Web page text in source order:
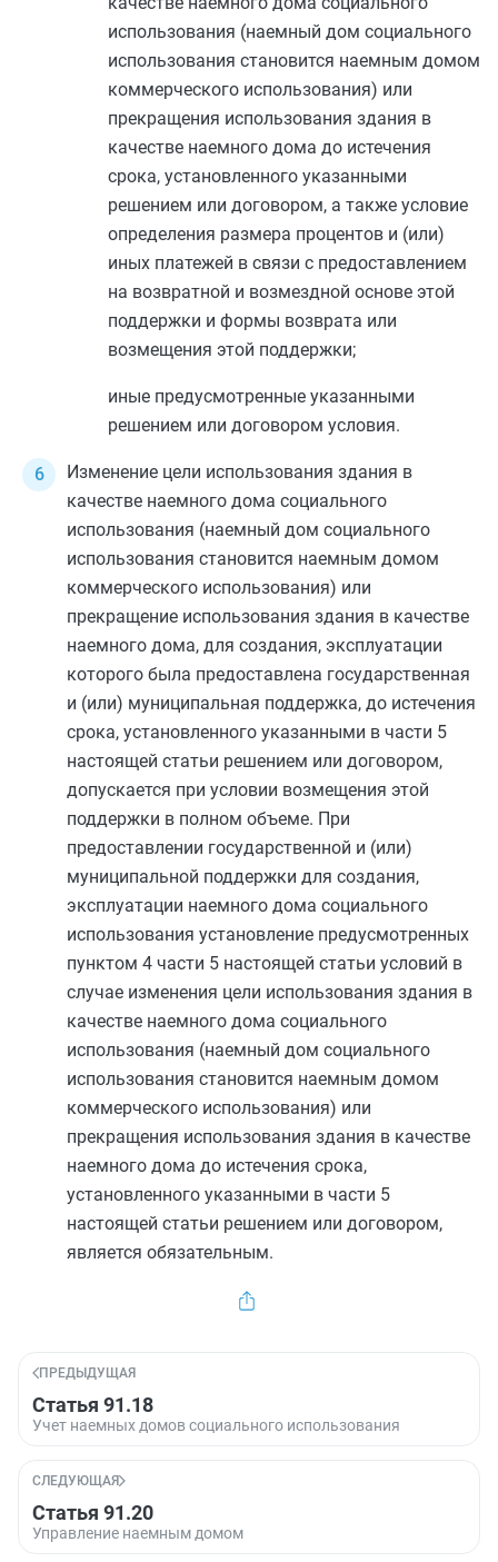
использования (наемный дом социального
использования становится наемным домом
коммерческого использования) или
прекращения использования здания в
качестве наемного дома до истечения
срока, установленного указанными
решением или договором, а также условие
определения размера процентов и (или)
иных платежей в связи с предоставлением
на возвратной и возмездной основе этой
поддержки и формы возврата или
возмещения этой поддержки;
иные предусмотренные указанными
решением или договором условия.
Изменение цели использования здания в
качестве наемного дома социального
использования (наемный дом социального
использования становится наемным домом
коммерческого использования) или
прекращение использования здания в качестве
наемного дома, для создания, эксплуатации
которого была предоставлена государственная
и (или) муниципальная поддержка, до истечения
срока, установленного указанными в части 5
настоящей статьи решением или договором,
допускается при условии возмещения этой
поддержки в полном объеме. При
предоставлении государственной и (или)
муниципальной поддержки для создания,
эксплуатации наемного дома социального
использования установление предусмотренных
пунктом 4 части 5 настоящей статьи условий в
случае изменения цели использования здания в
качестве наемного дома социального
использования (наемный дом социального
использования становится наемным домом
коммерческого использования) или
прекращения использования здания в качестве
наемного дома до истечения срока,
установленного указанными в части 5
настоящей статьи решением или договором,
является обязательным.
ПРЕДЫДУЩАЯ
Статья 91.18
Учет наемных домов социального использования
СЛЕДУЮЩАЯ
Статья 91.20
Управление наемным домом